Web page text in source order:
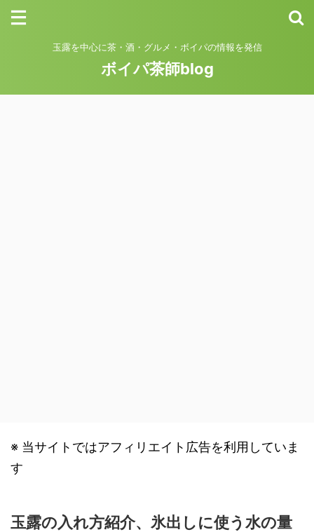
玉露を中心に茶・酒・グルメ・ボイパの情報を発信
ボイパ茶師blog
※ 当サイトではアフィリエイト広告を利用していま
す
玉露の入れ方紹介、氷出しに使う水の量